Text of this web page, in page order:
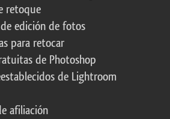
retoque
edición de fotos
para retocar
de Photoshop
de Lightroom
afiliación